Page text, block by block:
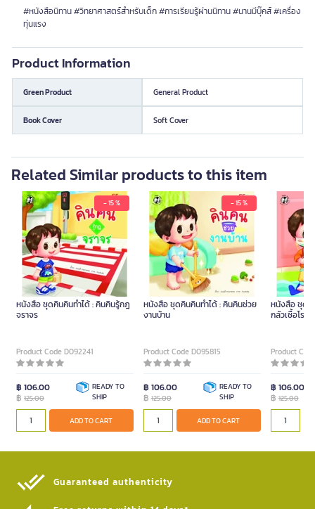
#หนังสือนิทาน #วิทยาศาสตร์สำหรับเด็ก #การเรียนรู้ผ่านนิทาน #นานมีบุ๊คส์ #เครื่อง
ทุ่นแรง
Product Information
Green Product General Product
Book Cover Soft Cover
Related Similar products to this item
- 15 %
หนังสือ ชุดคินคินทำได้ : คินคินรู้กฎ
จราจร
Product Code D092241
฿ 106.00
฿ 125.00
READY TO
SHIP
ADD TO CART
- 15 %
หนังสือ ชุดคินคินทำได้ : คินคินช่วย
งานบ้าน
Product Code D095815
฿ 106.00
฿ 125.00
READY TO
SHIP
ADD TO CART
หนังสือ ชุดคิ
กลัวเชื้อโรค
Product
฿ 106.00
฿125.00
Guaranteed authenticity​